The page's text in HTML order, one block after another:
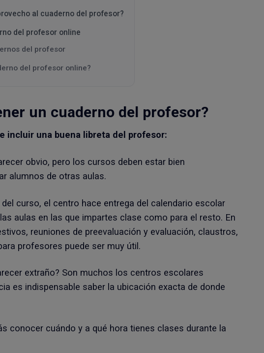
al cuaderno del profesor?
del profesor online
del profesor
del profesor online?
un cuaderno del profesor?
incluir una buena libreta del profesor:
obvio, pero los cursos deben estar bien
alumnos de otras aulas.
curso, el centro hace entrega del calendario escolar
aulas en las que impartes clase como para el resto. En
reuniones de preevaluación y evaluación, claustros,
profesores puede ser muy útil.
extraño? Son muchos los centros escolares
es indispensable saber la ubicación exacta de donde
conocer cuándo y a qué hora tienes clases durante la